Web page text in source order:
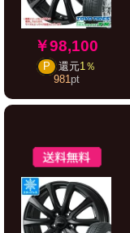
￥98,100
P 還元1％
981pt